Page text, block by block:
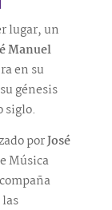
lugar, un
Manuel
en su
génesis
siglo.
porJosé
Música